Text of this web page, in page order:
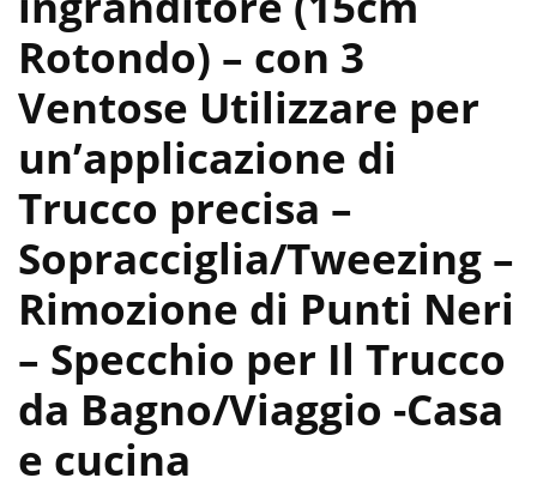
Rotondo) – con 3
Ventose Utilizzare per
un’applicazione di
Trucco precisa –
Sopracciglia/Tweezing –
Rimozione di Punti Neri
– Specchio per Il Trucco
da Bagno/Viaggio -Casa
e cucina